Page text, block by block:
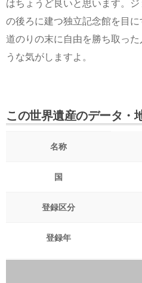
はちょうど良いと思います。
の後ろに建つ独立記念館を目
道のりの末に自由を勝ち取っ
うな気がしますよ。
この世界遺産のデータ・
名称
国
登録区分
登録年